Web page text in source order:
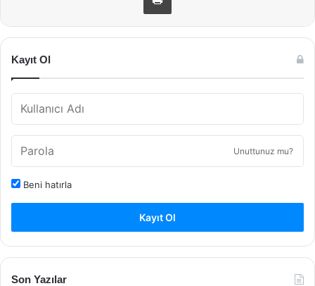
Kayıt Ol
Unuttunuz mu?
Beni hatırla
Kayıt Ol
Son Yazılar